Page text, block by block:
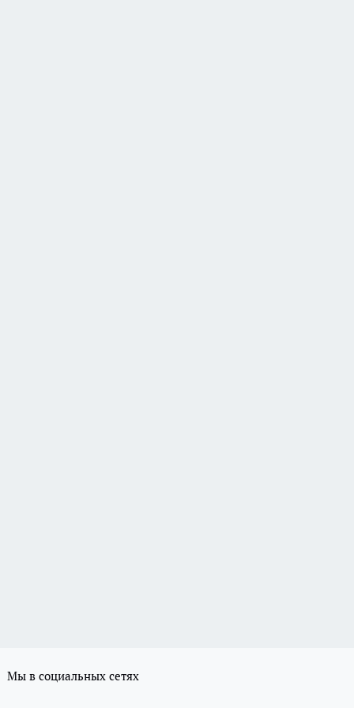
Мы в социальных сетях